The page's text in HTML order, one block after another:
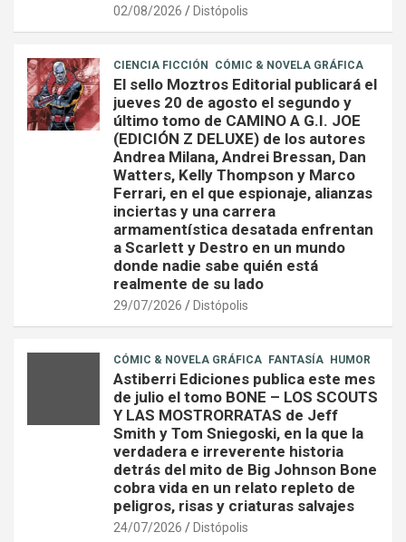
02/08/2026 Distópolis
CIENCIA FICCIÓN CÓMIC & NOVELA GRÁFICA
El sello Moztros Editorial publicará el
jueves 20 de agosto el segundo y
último tomo de CAMINO A G.I. JOE
(EDICIÓN Z DELUXE) de los autores
Andrea Milana, Andrei Bressan, Dan
Watters, Kelly Thompson y Marco
Ferrari, en el que espionaje, alianzas
inciertas y una carrera
armamentística desatada enfrentan
a Scarlett y Destro en un mundo
donde nadie sabe quién está
realmente de su lado
29/07/2026 Distópolis
CÓMIC & NOVELA GRÁFICA FANTASÍA HUMOR
Astiberri Ediciones publica este mes
de julio el tomo BONE – LOS SCOUTS
Y LAS MOSTRORRATAS de Jeff
Smith y Tom Sniegoski, en la que la
verdadera e irreverente historia
detrás del mito de Big Johnson Bone
cobra vida en un relato repleto de
peligros, risas y criaturas salvajes
24/07/2026 Distópolis